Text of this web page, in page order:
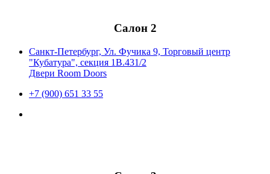
Салон 2
Санкт-Петербург, Ул. Фучика 9, Торговый центр
"Кубатура", секция 1В.431/2
Двери Room Doors
+7 (900) 651 33 55